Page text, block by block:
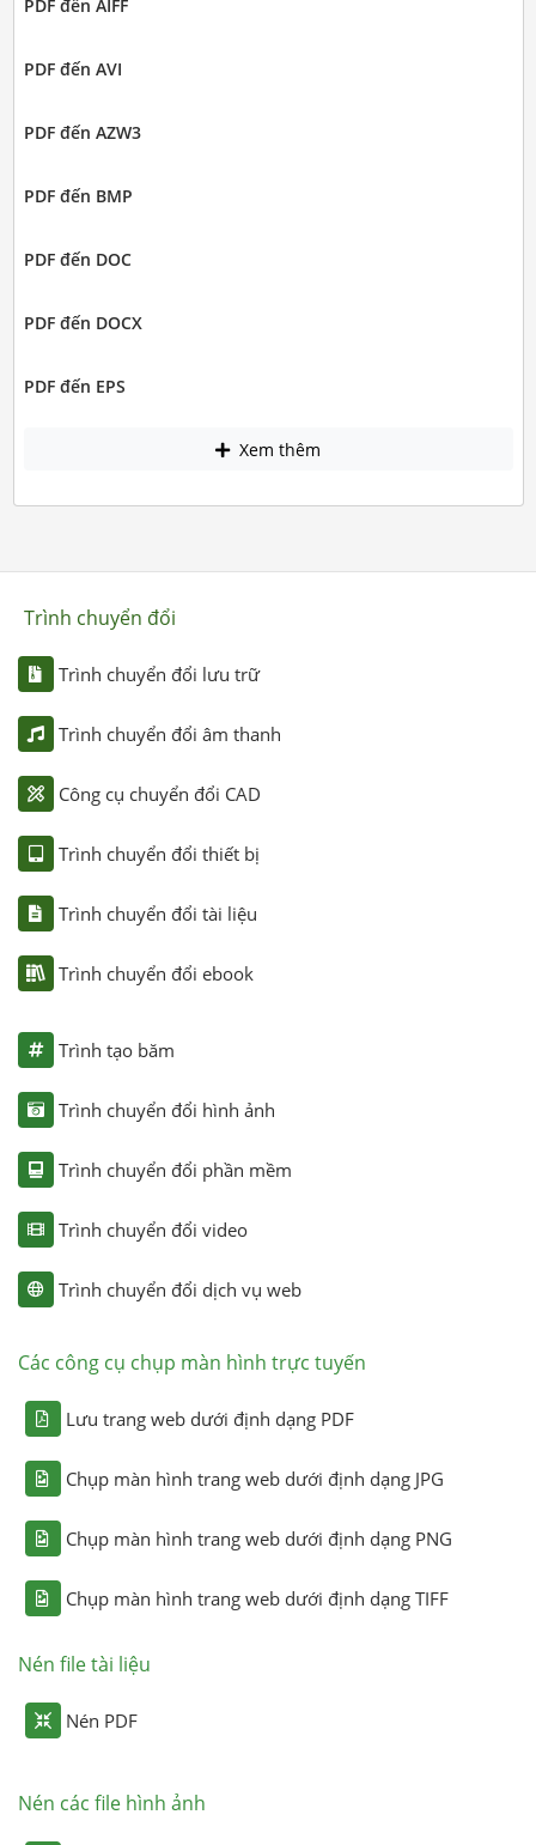
PDF đến AIFF
PDF đến AVI
PDF đến AZW3
PDF đến BMP
PDF đến DOC
PDF đến DOCX
PDF đến EPS
Xem thêm
Trình chuyển đổi
Trình chuyển đổi lưu trữ
Trình chuyển đổi âm thanh
Công cụ chuyển đổi CAD
Trình chuyển đổi thiết bị
Trình chuyển đổi tài liệu
Trình chuyển đổi ebook
Trình tạo băm
Trình chuyển đổi hình ảnh
Trình chuyển đổi phần mềm
Trình chuyển đổi video
Trình chuyển đổi dịch vụ web
Các công cụ chụp màn hình trực tuyến
Lưu trang web dưới định dạng PDF
Chụp màn hình trang web dưới định dạng JPG
Chụp màn hình trang web dưới định dạng PNG
Chụp màn hình trang web dưới định dạng TIFF
Nén file tài liệu
Nén PDF
Nén các file hình ảnh